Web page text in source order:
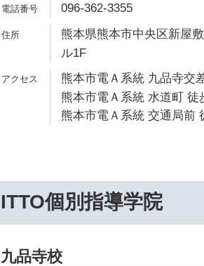
096-362-3355
熊本県熊本市中央区新屋
ル1F
熊本市電Ａ系統 九品寺交
熊本市電Ａ系統 水道町 徒
熊本市電Ａ系統 交通局前
ITTO個別指導学院
九品寺校